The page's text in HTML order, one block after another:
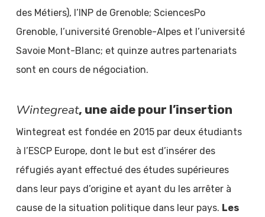
des Métiers), l’INP de Grenoble; SciencesPo
Grenoble, l’université Grenoble-Alpes et l’université
Savoie Mont-Blanc; et quinze autres partenariats
sont en cours de négociation.
Wintegreat, une aide pour l’insertion
Wintegreat est fondée en 2015 par deux étudiants
à l’ESCP Europe, dont le but est d’insérer des
réfugiés ayant effectué des études supérieures
dans leur pays d’origine et ayant du les arrêter à
cause de la situation politique dans leur pays. Les